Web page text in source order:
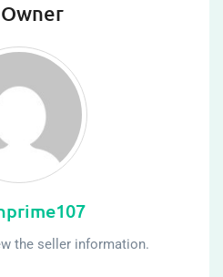
the seller information.